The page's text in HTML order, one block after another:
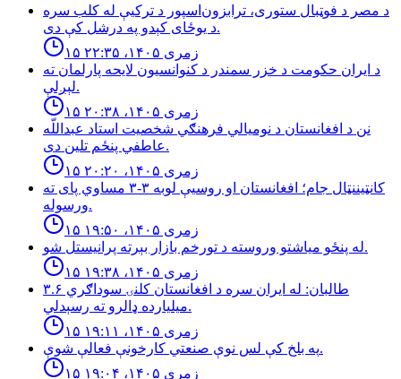
د مصر د فوټبال ستوری، ترابزون‌اسپور د ترکیې له کلب سره
د یوځای کېدو په درشل کې دی.
۱۵ زمری ۱۴۰۵، ۲۲:۳۵
د ایران حکومت د خزر سمندر د کنوانسیون لایحه پارلمان ته
لېږلې.
۱۵ زمری ۱۴۰۵، ۲۰:۳۸
نن د افغانستان د نوميالي فرهنګي شخصيت استاد عبداللّه
عاطفي پنځم تلين دى.
۱۵ زمری ۱۴۰۵، ۲۰:۲۰
کانټیننټال جام؛ افغانستان او روسیې لوبه ۳-۳ مساوي پای ته
ورسوله.
۱۵ زمری ۱۴۰۵، ۱۹:۵۰
له پنځو مياشتو وروسته د تورخم بازار بېرته پرانيستل شو.
۱۵ زمری ۱۴۰۵، ۱۹:۳۸
طالبان: له ايران سره د افغانستان كلنۍ سوداګري ۳.۶
ميليارده ډالرو ته رسېدلي.
۱۵ زمری ۱۴۰۵، ۱۹:۱۱
په بلخ كې لس نوې صنعتي كارخونې فعالې شوې.
۱۵ زمری ۱۴۰۵، ۱۹:۰۴